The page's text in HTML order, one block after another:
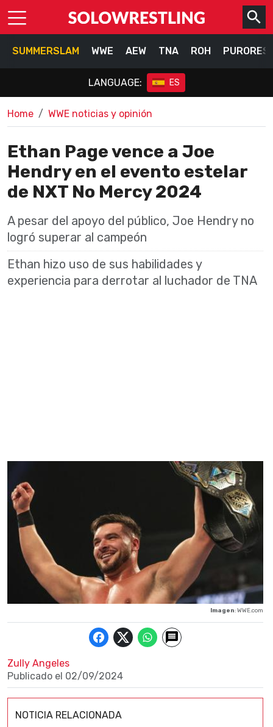
SUMMERSLAM WWE AEW TNA ROH
LANGUAGE: ES
Home WWE noticias y opinión
Ethan Page vence a Joe
Hendry en el evento estelar
de NXT No Mercy 2024
A pesar del apoyo del público, Joe Hendry no
logró superar al campeón
Ethan hizo uso de sus habilidades y
experiencia para derrotar al luchador de TNA
Imagen: WWE.com
Zully Angeles
Publicado el 02/09/2024
NOTICIA RELACIONADA